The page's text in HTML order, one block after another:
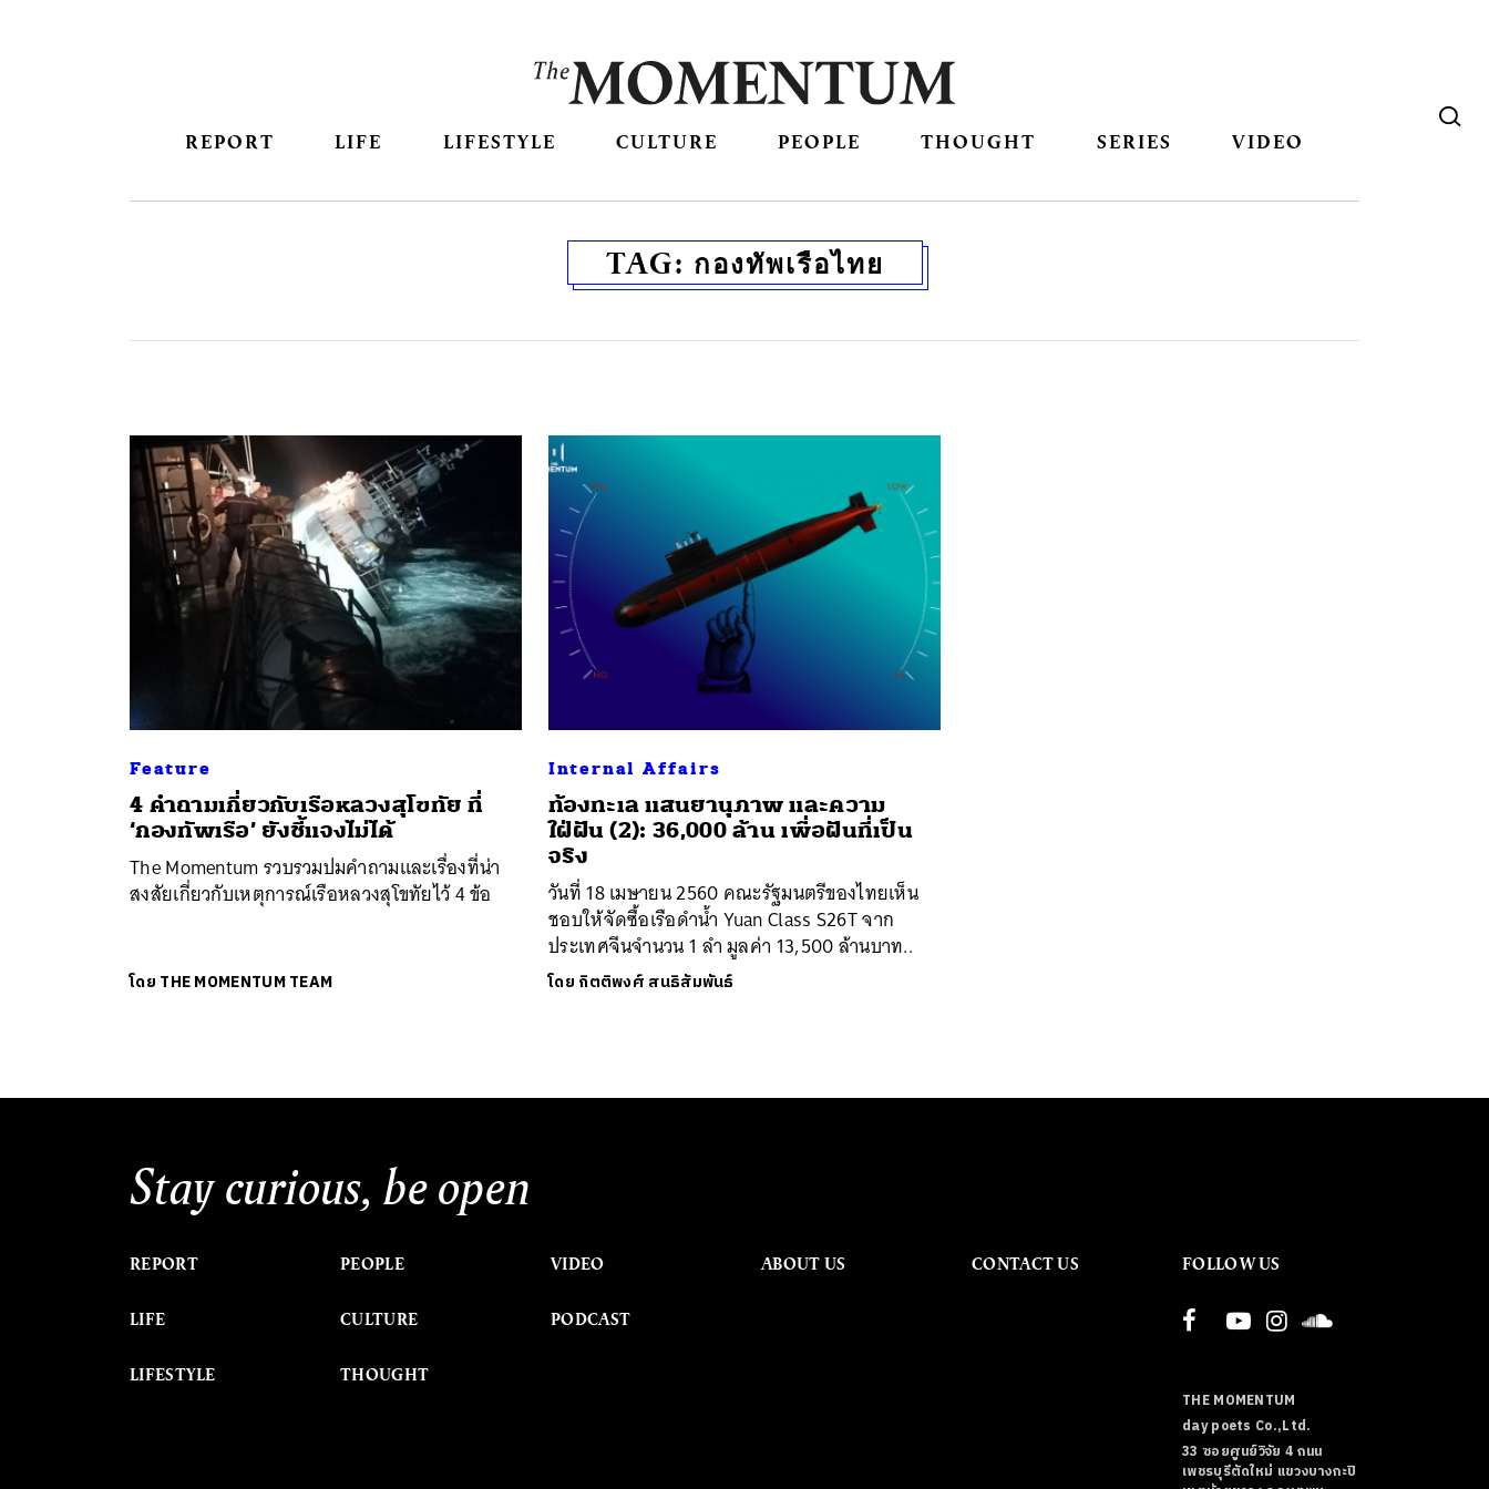
REPORT LIFE LIFESTYLE CULTURE PEOPLE THOUGHT SERIES VIDEO
TAG: กองทัพเรือไทย
Feature
4 คำถามเกี่ยวกับเรือหลวงสุโขทัย ที่
‘กองทัพเรือ’ ยังชี้แจงไม่ได้
The Momentum รวบรวมปมคำถามและเรื่องที่น่า
สงสัยเกี่ยวกับเหตุการณ์เรือหลวงสุโขทัยไว้ 4 ข้อ
โดย THE MOMENTUM TEAM
Internal Affairs
ท้องทะเล แสนยานุภาพ และความ
ใฝ่ฝัน (2): 36,000 ล้าน เพื่อฝันที่เป็น
จริง
วันที่ 18 เมษายน 2560 คณะรัฐมนตรีของไทยเห็น
ชอบให้จัดซื้อเรือดำน้ำ Yuan Class S26T จาก
ประเทศจีนจำนวน 1 ลำ มูลค่า 13,500 ล้านบาท..
โดย กิตติพงศ์ สนธิสัมพันธ์
Stay curious, be open
REPORT
LIFE
LIFESTYLE
PEOPLE
CULTURE
THOUGHT
VIDEO
PODCAST
ABOUT US CONTACT US FOLLOW US
THE MOMENTUM
day poets Co.,Ltd.
33 ซอยศูนย์วิจัย 4 ถนน
เพชรบุรีตัดใหม่ แขวงบางกะปิ